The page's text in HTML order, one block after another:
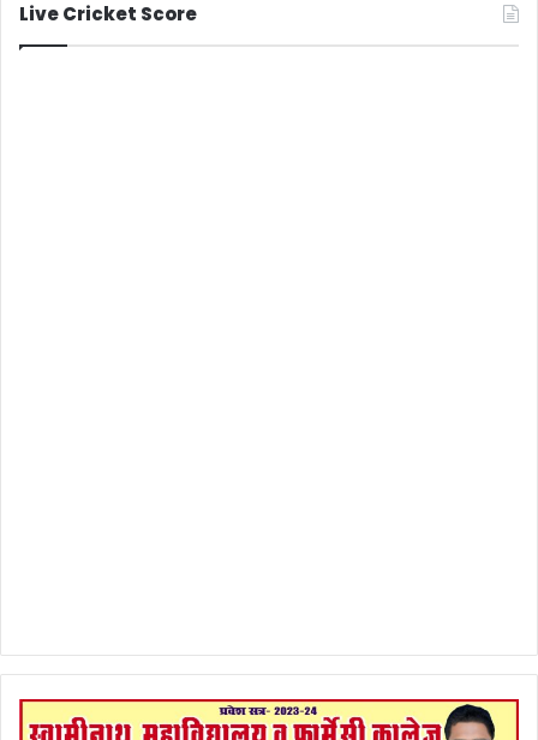
Live Cricket Score